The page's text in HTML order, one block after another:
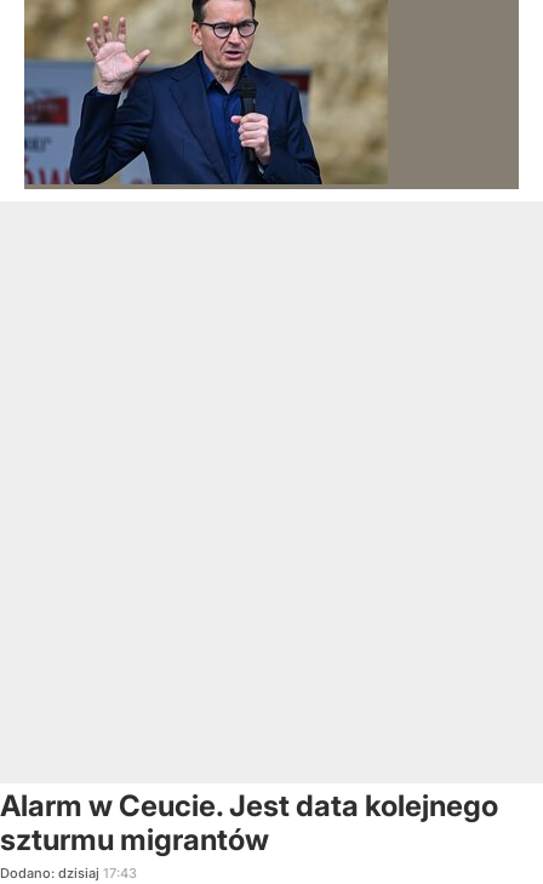
Alarm w Ceucie. Jest data kolejnego
szturmu migrantów
Dodano: dzisiaj 17:43